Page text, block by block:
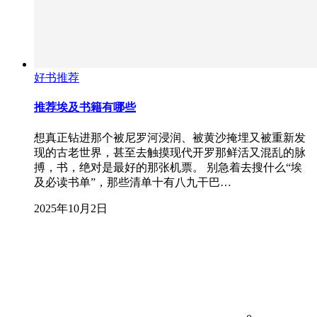
好书推荐
推荐埃及书籍有哪些
想真正钻进那个被尼罗河浸润、被黄沙掩埋又被重新发
现的古老世界，甚至去触摸现代开罗那鲜活又混乱的脉
搏，书，绝对是最好的那张机票。 别急着去搜什么“埃
及必读书单”，那些清单十有八九干巴…
2025年10月2日